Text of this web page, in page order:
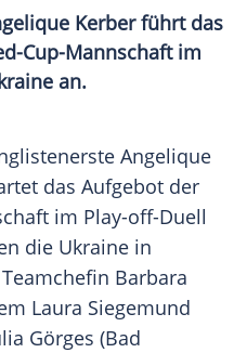
Kerber führt das
Cup-Mannschaft im
an.
Angelique
das Aufgebot der
im Play-off-Duell
die Ukraine in
Barbara
Laura Siegemund
Görges (Bad